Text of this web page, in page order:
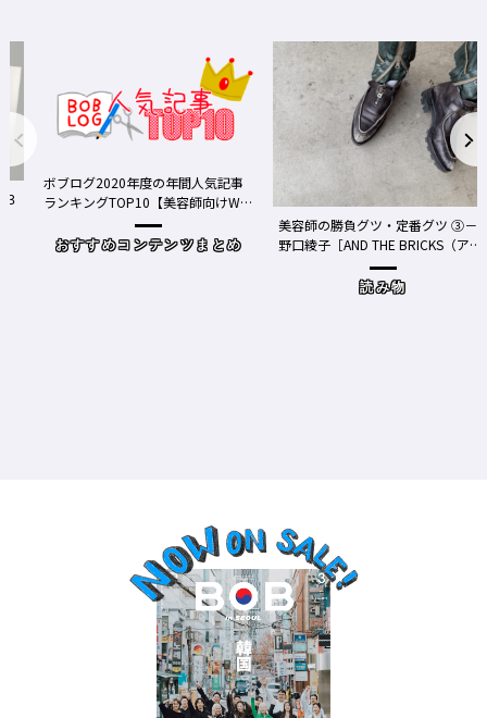
ボブログ2020年度の年間人気記事
ランキングTOP10【美容師向けWe
おすすめコンテンツまとめ
美容師の勝負グツ・定番グツ ③－
野口綾子［AND THE BRICKS（アン
ドザブリックス）／神奈川県鎌倉
読み物